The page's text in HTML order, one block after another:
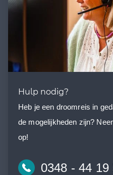
Hulp nodig?
Heb je een droomreis in
de mogelijkheden zijn?
op!
0348 - 44 19